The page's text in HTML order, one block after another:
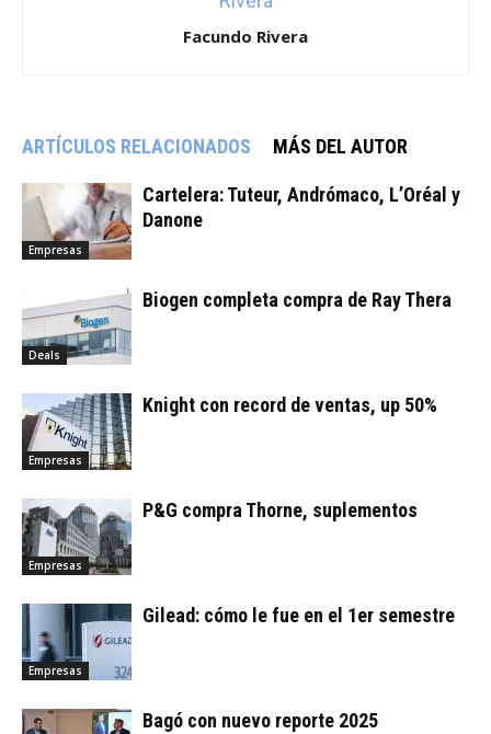
Facundo Rivera
ARTÍCULOS RELACIONADOS MÁS DEL AUTOR
Empresas
Cartelera: Tuteur, Andrómaco, L’Oréal y
Danone
Deals
Biogen completa compra de Ray Thera
Empresas
Knight con record de ventas, up 50%
Empresas
P&G compra Thorne, suplementos
Empresas
Gilead: cómo le fue en el 1er semestre
Bagó con nuevo reporte 2025